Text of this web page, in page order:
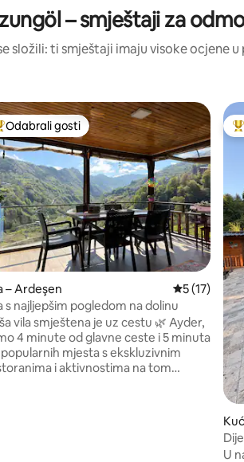
– smještaji za
složili: ti smještaji imaju visoke ocjene
5/5, recenzija: 14
najviše rangiranima s oznakom „Odabrali
Odabrali gosti
– Ardeşen Prosječna
5 (17)
s najljepšim pogledom na dolinu
vila smještena je uz cestu 🌿 Ayder,
4 minute od glavne ceste i 5 minuta
mjesta s ekskluzivnim
i aktivnostima na tom
U